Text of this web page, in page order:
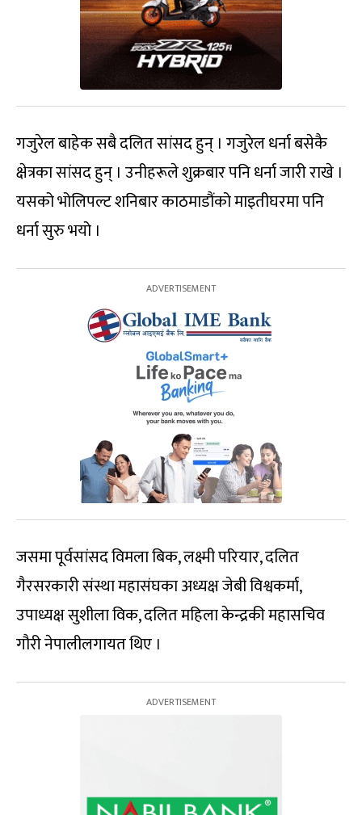
गजुरेल बाहेक सबै दलित सांसद हुन् । गजुरेल धर्ना बसेकै
क्षेत्रका सांसद हुन् । उनीहरूले शुक्रबार पनि धर्ना जारी राखे ।
यसको भोलिपल्ट शनिबार काठमाडौंको माइतीघरमा पनि
धर्ना सुरु भयो ।
जसमा पूर्वसांसद विमला बिक, लक्ष्मी परियार, दलित
गैरसरकारी संस्था महासंघका अध्यक्ष जेबी विश्वकर्मा,
उपाध्यक्ष सुशीला विक, दलित महिला केन्द्रकी महासचिव
गौरी नेपालीलगायत थिए ।